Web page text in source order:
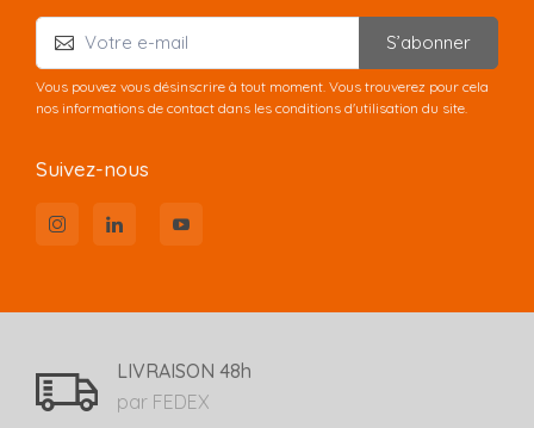
S’abonner
Vous pouvez vous désinscrire à tout moment. Vous trouverez pour cela
nos informations de contact dans les conditions d'utilisation du site.
Suivez-nous
LIVRAISON 48h
par FEDEX